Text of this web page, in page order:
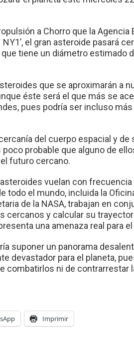
a Chorro que la Agencia
el gran asteroide pasará
tiene un diámetro estimado
que se aproximarán a
éste será el que más se
pues podría ser incluso más
del cuerpo espacial y de
probable que alguno de
futuro cercano.
vuelan con frecuencia
todo el mundo, incluida la
de la NASA, trabajan en
cercanos y calcular su
una amenaza real para el
suponer un panorama
devastador para el planeta,
combatirlos ni de contrarrestar
Imprimir